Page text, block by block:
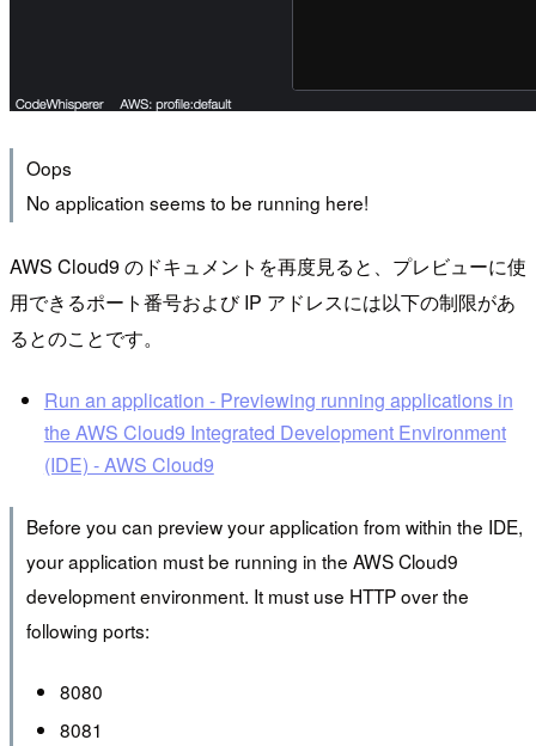
Oops
No application seems to be running here!
AWS Cloud9 のドキュメントを再度見ると、プレビューに使
用できるポート番号および IP アドレスには以下の制限があ
るとのことです。
Run an application - Previewing running applications in
the AWS Cloud9 Integrated Development Environment
(IDE) - AWS Cloud9
Before you can preview your application from within the IDE,
your application must be running in the AWS Cloud9
development environment. It must use HTTP over the
following ports:
8080
8081